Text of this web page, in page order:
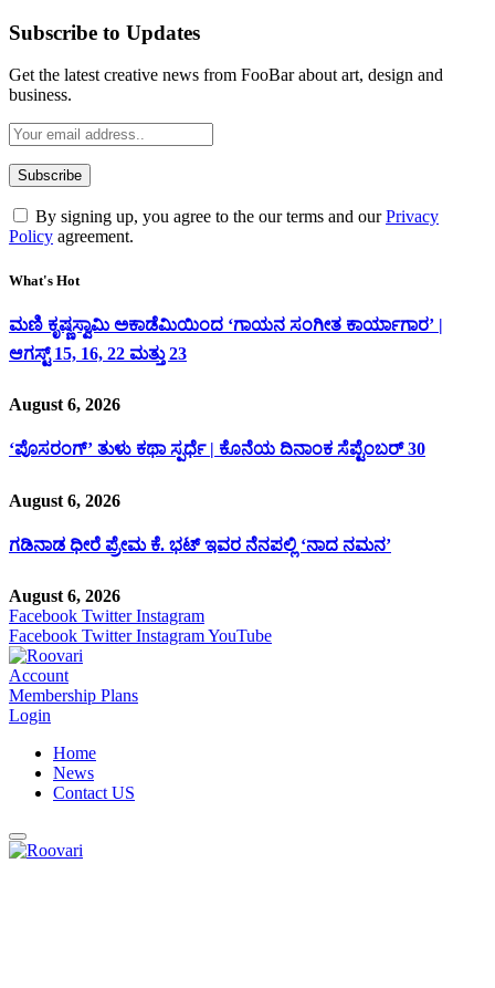
Subscribe to Updates
Get the latest creative news from FooBar about art, design and
business.
By signing up, you agree to the our terms and ourPrivacy
Policy agreement.
What's Hot
ಮಣಿ ಕೃಷ್ಣಸ್ವಾಮಿ ಅಕಾಡೆಮಿಯಿಂದ ‘ಗಾಯನ ಸಂಗೀತ ಕಾರ್ಯಾಗಾರ’ |
ಆಗಸ್ಟ್ 15, 16, 22 ಮತ್ತು 23
August 6, 2026
‘ಪೊಸರಂಗ್’ ತುಳು ಕಥಾ ಸ್ಪರ್ಧೆ | ಕೊನೆಯ ದಿನಾಂಕ ಸೆಪ್ಟೆಂಬರ್ 30
August 6, 2026
ಗಡಿನಾಡ ಧೀರೆ ಪ್ರೇಮ ಕೆ. ಭಟ್ ಇವರ ನೆನಪಲ್ಲಿ ‘ನಾದ ನಮನ’
August 6, 2026
Facebook Twitter Instagram
Facebook Twitter InstagramYouTube
Account
Membership Plans
Login
Home
News
Contact US